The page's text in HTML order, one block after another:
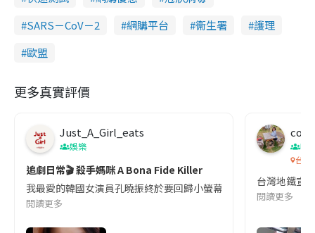
SARS－CoV－2
網購平台 衞生署
護理
歐盟
更多真實評價
Just_A_Girl_eats
娛樂
追劇日常🎬 殺手媽咪 A Bona Fide Killer
我最愛的韓國女演員孔曉振終於要回歸小螢幕啦!這次的劇本改編
閱讀更多
co
吹
台灣
台灣地鐵宣
閱讀更多